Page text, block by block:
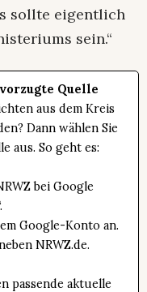
sollte eigentlich
sein.“
Quelle
aus dem Kreis
Dann wählen Sie
aus. So geht es:
bei Google
Google-Konto an.
NRWZ.de.
passende aktuelle